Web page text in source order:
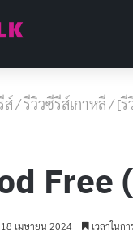
ส์/รีวิวซีรีส์เกาหลี/[รี
Free
เมษายน 2024 เวลาในก